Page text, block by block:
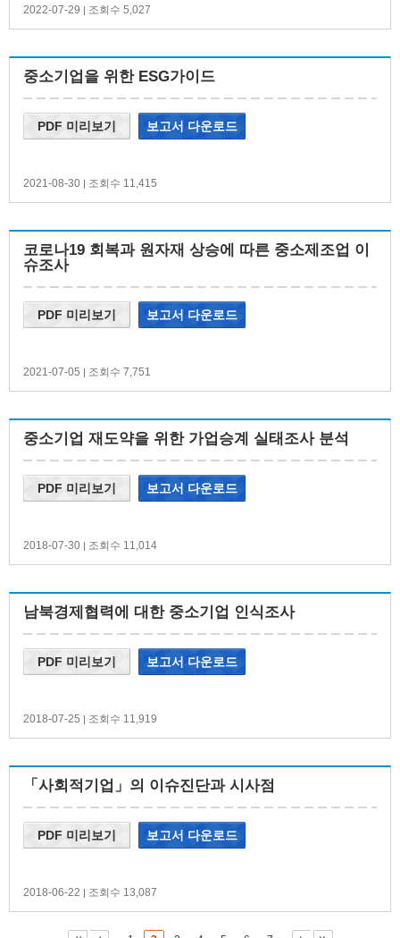
2022-07-29 | 조회수 5,027
중소기업을 위한 ESG가이드
2021-08-30 | 조회수 11,415
PDF 미리보기 보고서 다운로드
코로나19 회복과 원자재 상승에 따른 중소제조업 이
슈조사
2021-07-05 | 조회수 7,751
PDF 미리보기 보고서 다운로드
중소기업 재도약을 위한 가업승계 실태조사 분석
2018-07-30 | 조회수 11,014
PDF 미리보기 보고서 다운로드
남북경제협력에 대한 중소기업 인식조사
2018-07-25 | 조회수 11,919
PDF 미리보기 보고서 다운로드
「사회적기업」의 이슈진단과 시사점
2018-06-22 | 조회수 13,087
PDF 미리보기 보고서 다운로드